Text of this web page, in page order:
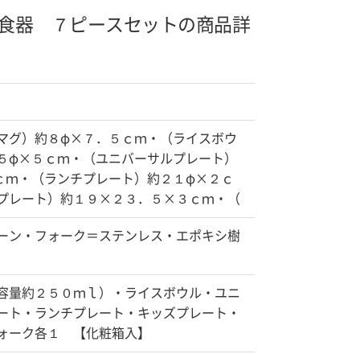
器 ７ピースセットの商品詳
グ）約８φ×７．５ｃｍ・（ライスボウ
φ×５ｃｍ・（ユニバーサルプレート）
・（ランチプレート）約２１φ×２ｃ
レート）約１９×２３．５×３ｃｍ・（
ン・フォーク＝ステンレス・エポキシ樹
量約２５０ｍｌ）・ライスボウル・ユニ
ト・ランチプレート・キッズプレート・
ーク各１ 【化粧箱入】